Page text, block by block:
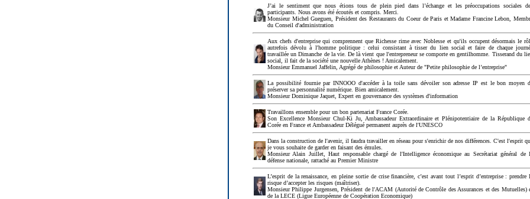
J’ai le sentiment que nous étions tous de plein pied dans l’échange et les préoccupations sociales
participants. Nous avons été écoutés et compris. Merci.
Monsieur Michel Gueguen, Président des Restaurants du Coeur de Paris et Madame Francine Lebon,
du Conseil d'administration
Aux chefs d'entreprise qui comprennent que Richesse rime avec Noblesse et qu'ils occupent désormais le
autrefois dévolu à l'homme politique : celui consistant à tisser du lien social et faire de chaque
travaillée un Dimanche de la vie. De là vient que l'entrepreneur se comporte en gentilhomme. Tisserand du
social, il fait de la société une nouvelle Athènes ! Amicalement.
Monsieur Emmanuel Jaffelin, Agrégé de philosophie et Auteur de "Petite philosophie de l’entreprise"
La possibilité fournie par INNOOO d'accéder à la toile sans dévoiler son adresse IP est le bon moyen
préserver sa personnalité numérique. Bien amicalement.
Monsieur Dominique Jaquet, Expert en gouvernance des systèmes d'information
Travaillons ensemble pour un bon partenariat France Corée.
Son Excellence Monsieur Chul-Ki Ju, Ambassadeur Extraordinaire et Plénipotentiaire de la République
Corée en France et Ambassadeur Délégué permanent auprès de l'UNESCO
Dans la construction de l'avenir, il faudra travailler en réseau pour s'enrichir de nos différences. C'est l'esprit
je vous souhaite de garder en faisant des émules.
Monsieur Alain Juillet, Haut responsable chargé de l'Intelligence économique au Secrétariat général de
défense nationale, rattaché au Premier Ministre
L’esprit de la renaissance, en pleine sortie de crise financière, c’est avant tout l’esprit d’entreprise : prendre
risque d’accepter les risques (maîtriser).
Monsieur Philippe Jurgensen, Président de l'ACAM (Autorité de Contrôle des Assurances et des Mutuelles)
de la LECE (Ligue Européenne de Coopération Economique)